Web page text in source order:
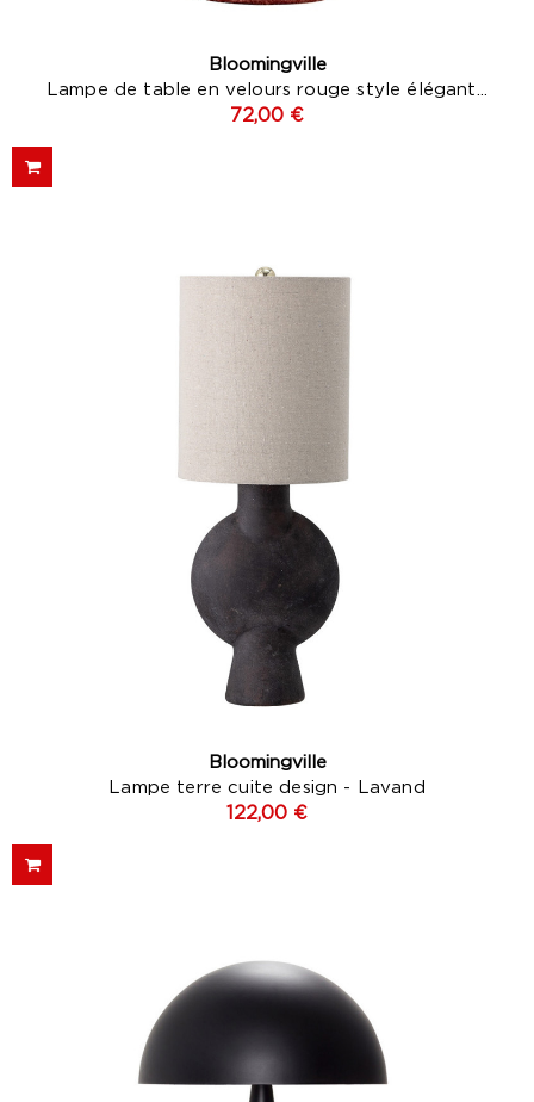
Bloomingville
Lampe de table en velours rouge style élégant...
72,00 €
Bloomingville
Lampe terre cuite design - Lavand
122,00 €